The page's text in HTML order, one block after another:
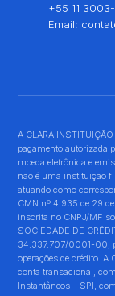
+55 11
Email:
A CLARA
pagamento autorizada
moeda eletrônica e
não é uma instituição
atuando como
CMN nº 4.935 de 29
inscrita no CNPJ/MF
SOCIEDADE DE
34.337.707/0001-00,
operações de crédito. A
conta transacional,
Instantâneos – SPI,